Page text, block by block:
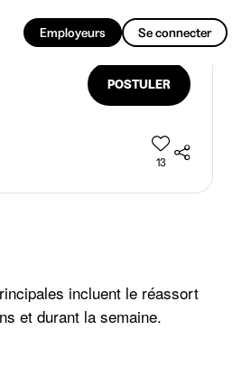
Employeurs Se connecter
POSTULER
13
incluent le réassort
et durant la semaine.